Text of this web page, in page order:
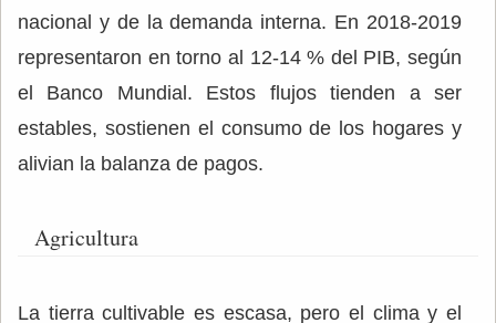
nacional y de la demanda interna. En 2018-2019
representaron en torno al 12-14 % del PIB, según
el Banco Mundial. Estos flujos tienden a ser
estables, sostienen el consumo de los hogares y
alivian la balanza de pagos.
Agricultura
La tierra cultivable es escasa, pero el clima y el